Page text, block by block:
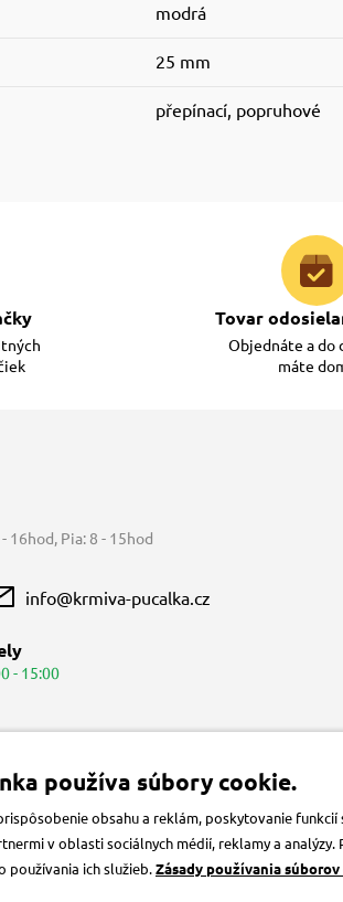
modrá
25 mm
přepínací, popruhové
Tovar
Objednáte a do
máte
16hod, Pia: 8 - 15hod
info@krmiva-pucalka.cz
- 15:00
používa súbory cookie.
obsahu a reklám, poskytovanie
v oblasti sociálnych médií, reklamy a
používania ich služieb.Zásady používania